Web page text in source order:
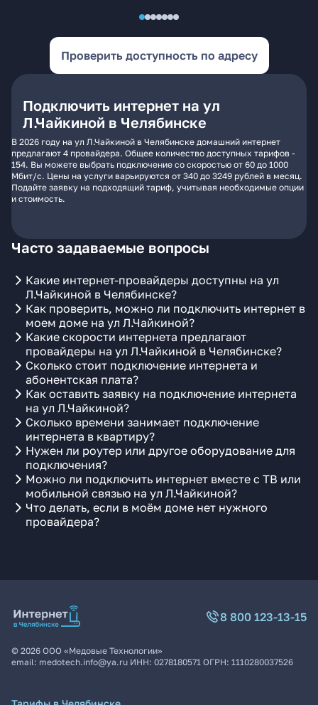
Проверить доступность по адресу
Подключить интернет на ул
Л.Чайкиной в Челябинске
В 2026 году на ул Л.Чайкиной в Челябинске домашний интернет
предлагают 4 провайдера. Общее количество доступных тарифов -
154. Вы можете выбрать подключение со скоростью от 60 до 1000
Мбит/с. Цены на услуги варьируются от 340 до 3249 рублей в месяц.
Подайте заявку на подходящий тариф, учитывая необходимые опции
и стоимость.
Часто задаваемые вопросы
Какие интернет-провайдеры доступны на ул
Л.Чайкиной в Челябинске?
Как проверить, можно ли подключить интернет в
моем доме на ул Л.Чайкиной?
Какие скорости интернета предлагают
провайдеры на ул Л.Чайкиной в Челябинске?
Сколько стоит подключение интернета и
абонентская плата?
Как оставить заявку на подключение интернета
на ул Л.Чайкиной?
Сколько времени занимает подключение
интернета в квартиру?
Нужен ли роутер или другое оборудование для
подключения?
Можно ли подключить интернет вместе с ТВ или
мобильной связью на ул Л.Чайкиной?
Что делать, если в моём доме нет нужного
провайдера?
8 800 123-13-15
© 2026 ООО «Медовые Технологии»
email: medotech.info@ya.ru ИНН: 0278180571 ОГРН: 1110280037526